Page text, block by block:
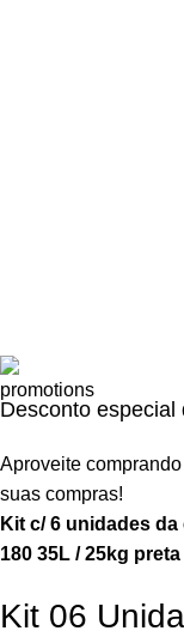
Desconto especial
Aproveite
suas compras!
Kit c/ 6 unidades
180 35L / 25kg preta
Kit 06